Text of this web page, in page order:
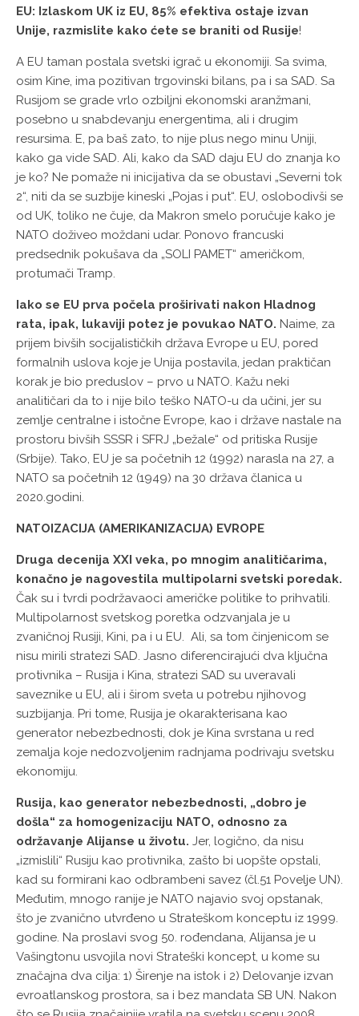
EU: Izlaskom UK iz EU, 85% efektiva ostaje izvan
Unije, razmislite kako ćete se braniti od Rusije!
A EU taman postala svetski igrač u ekonomiji. Sa svima,
osim Kine, ima pozitivan trgovinski bilans, pa i sa SAD. Sa
Rusijom se grade vrlo ozbiljni ekonomski aranžmani,
posebno u snabdevanju energentima, ali i drugim
resursima. E, pa baš zato, to nije plus nego minu Uniji,
kako ga vide SAD. Ali, kako da SAD daju EU do znanja ko
je ko? Ne pomaže ni inicijativa da se obustavi „Severni tok
2“, niti da se suzbije kineski „Pojas i put“. EU, oslobodivši se
od UK, toliko ne čuje, da Makron smelo poručuje kako je
NATO doživeo moždani udar. Ponovo francuski
predsednik pokušava da „SOLI PAMET“ američkom,
protumači Tramp.
Iako se EU prva počela proširivati nakon Hladnog
rata, ipak, lukaviji potez je povukao NATO. Naime, za
prijem bivših socijalističkih država Evrope u EU, pored
formalnih uslova koje je Unija postavila, jedan praktičan
korak je bio preduslov – prvo u NATO. Kažu neki
analitičari da to i nije bilo teško NATO-u da učini, jer su
zemlje centralne i istočne Evrope, kao i države nastale na
prostoru bivših SSSR i SFRJ „bežale“ od pritiska Rusije
(Srbije). Tako, EU je sa početnih 12 (1992) narasla na 27, a
NATO sa početnih 12 (1949) na 30 država članica u
2020.godini.
NATOIZACIJA (AMERIKANIZACIJA) EVROPE
Druga decenija XXI veka, po mnogim analitičarima,
konačno je nagovestila multipolarni svetski poredak.
Čak su i tvrdi podržavaoci američke politike to prihvatili.
Multipolarnost svetskog poretka odzvanjala je u
zvaničnoj Rusiji, Kini, pa i u EU. Ali, sa tom činjenicom se
nisu mirili stratezi SAD. Jasno diferencirajući dva ključna
protivnika – Rusija i Kina, stratezi SAD su uveravali
saveznike u EU, ali i širom sveta u potrebu njihovog
suzbijanja. Pri tome, Rusija je okarakterisana kao
generator nebezbednosti, dok je Kina svrstana u red
zemalja koje nedozvoljenim radnjama podrivaju svetsku
ekonomiju.
Rusija, kao generator nebezbednosti, „dobro je
došla“ za homogenizaciju NATO, odnosno za
održavanje Alijanse u životu. Jer, logično, da nisu
„izmislili“ Rusiju kao protivnika, zašto bi uopšte opstali,
kad su formirani kao odbrambeni savez (čl.51 Povelje UN).
Međutim, mnogo ranije je NATO najavio svoj opstanak,
što je zvanično utvrđeno u Strateškom konceptu iz 1999.
godine. Na proslavi svog 50. rođendana, Alijansa je u
Vašingtonu usvojila novi Strateški koncept, u kome su
značajna dva cilja: 1) Širenje na istok i 2) Delovanje izvan
evroatlanskog prostora, sa i bez mandata SB UN. Nakon